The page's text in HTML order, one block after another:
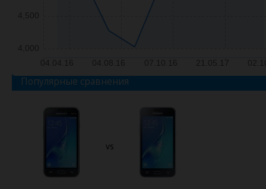
Популярные сравнения
vs